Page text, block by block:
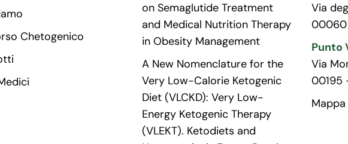
Chetogenico
on Semaglutide Treatment
and Medical Nutrition Therapy
in Obesity Management
A New Nomenclature for the
Very Low-Calorie Ketogenic
Diet (VLCKD): Very Low-
Energy Ketogenic Therapy
(VLEKT). Ketodiets and
Via
00060
Punto
Via
00195